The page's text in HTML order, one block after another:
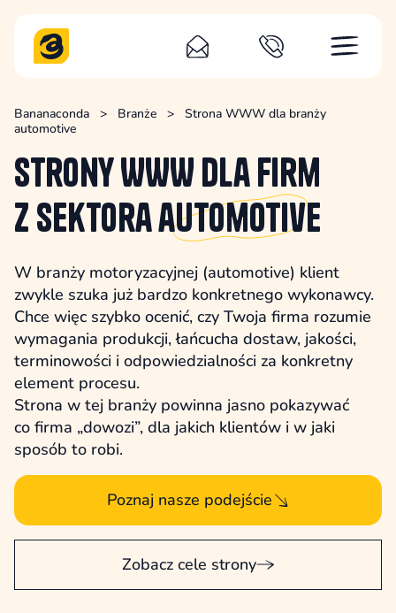
Bananaconda > Branże >
Strona WWW dla branży
automotive
Strony WWW dla firm
z sektoraautomotive
W branży motoryzacyjnej (automotive) klient
zwykle szuka już bardzo konkretnego wykonawcy.
Chce więc szybko ocenić, czy Twoja firma rozumie
wymagania produkcji, łańcucha dostaw, jakości,
terminowości i odpowiedzialności za konkretny
element procesu.
Strona w tej branży powinna jasno pokazywać
co firma „dowozi”, dla jakich klientów i w jaki
sposób to robi.
Poznaj nasze podejście
Zobacz cele strony